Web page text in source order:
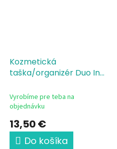
Kozmetická
taška/organizér Duo In
Vyrobíme pre teba na
objednávku
13,50 €
Do košíka